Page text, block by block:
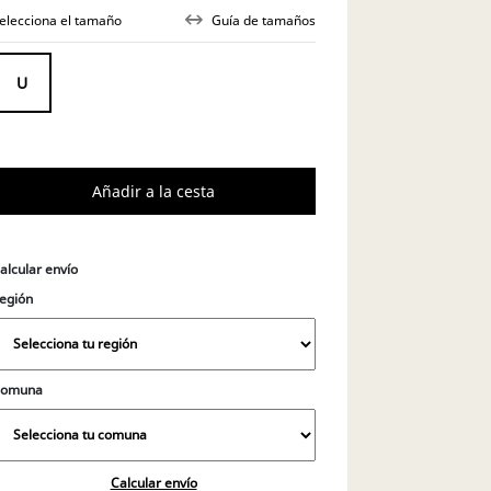
el tamaño Guía de tamaños
envío
Calcular envío